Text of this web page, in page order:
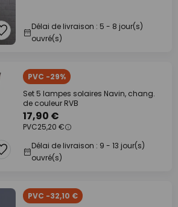
Délai de livraison : 5 - 8 jour(s)
ouvré(s)
PVC -29%
Set 5 lampes solaires Navin, chang.
de couleur RVB
17,90 €
PVC25,20 €
Délai de livraison : 9 - 13 jour(s)
ouvré(s)
PVC -32,10 €